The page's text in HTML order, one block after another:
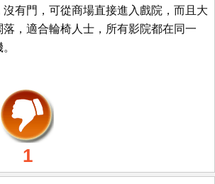
有門，可從商場直接進入戲院，而且大
，適合輪椅人士，所有影院都在同一
1